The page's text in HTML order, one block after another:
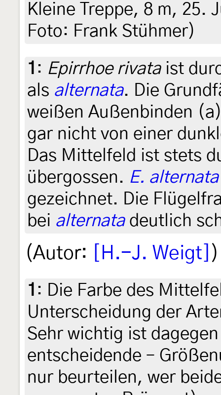
Kleine Treppe, 8 m, 25.
Foto: Frank Stühmer)
1 : Epirrhoe rivataist
als alternata. Die
weißen Außenbinden
gar nicht von einer
Das Mittelfeld ist stets
übergossen. E. alternata
gezeichnet. Die
bei alternatadeutlich
(Autor: [H.-J. Weigt] )
1 : Die Farbe des
Unterscheidung der
Sehr wichtig ist
entscheidende –
nur beurteilen, wer